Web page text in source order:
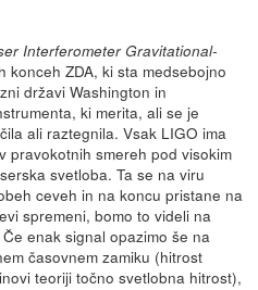
Interferometer Gravitational-
konceh ZDA, ki sta medsebojno
državi Washington in
ki merita, ali se je
ali raztegnila. Vsak LIGO ima
pravokotnih smereh pod visokim
svetloba. Ta se na viru
ceveh in na koncu pristane na
spremeni, bomo to videli na
enak signal opazimo še na
časovnem zamiku (hitrost
teoriji točno svetlobna hitrost),